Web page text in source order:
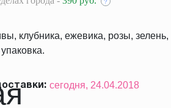
?
клубника, ежевика, розы, зелень,
сегодня, 24.04.2018